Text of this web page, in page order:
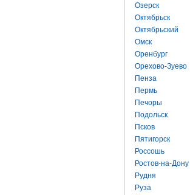
Озерск
Октябрьск
Октябрьский
Омск
Оренбург
Орехово-Зуево
Пенза
Пермь
Печоры
Подольск
Псков
Пятигорск
Россошь
Ростов-на-Дону
Рудня
Руза